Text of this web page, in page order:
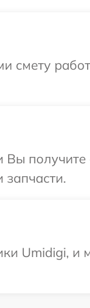
смету
Вы
запчасти.
Umidigi, и